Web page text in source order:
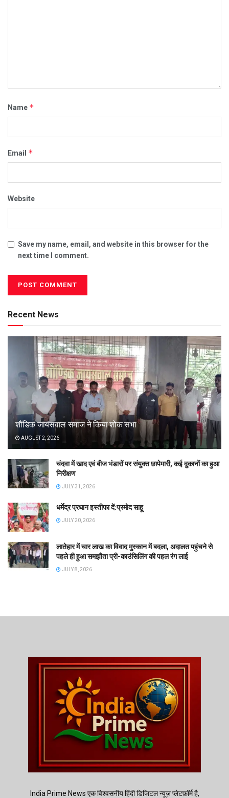
Name *
Email *
Website
Save my name, email, and website in this browser for the
next time I comment.
Recent News
शौंडिक जायसवाल समाज ने किया शोक सभा
AUGUST 2, 2026
चंदवा में खाद एवं बीज भंडारों पर संयुक्त छापेमारी, कई दुकानों का हुआ
निरीक्षण
JULY 31, 2026
धर्मेद्र प्रधान इस्तीफा दें:प्रमोद साहू
JULY 20, 2026
लातेहार में चार लाख का विवाद मुस्कान में बदला, अदालत पहुंचने से
पहले ही हुआ समझौता प्री-काउंसिलिंग की पहल रंग लाई
JULY 8, 2026
India Prime News एक विश्वसनीय हिंदी डिजिटल न्यूज़ प्लेटफ़ॉर्म है,